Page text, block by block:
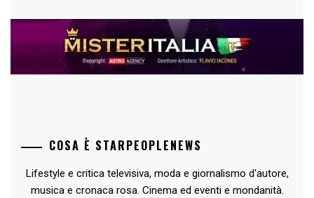
COSA È STARPEOPLENEWS
Lifestyle e critica televisiva, moda e giornalismo d'autore,
musica e cronaca rosa. Cinema ed eventi e mondanità.